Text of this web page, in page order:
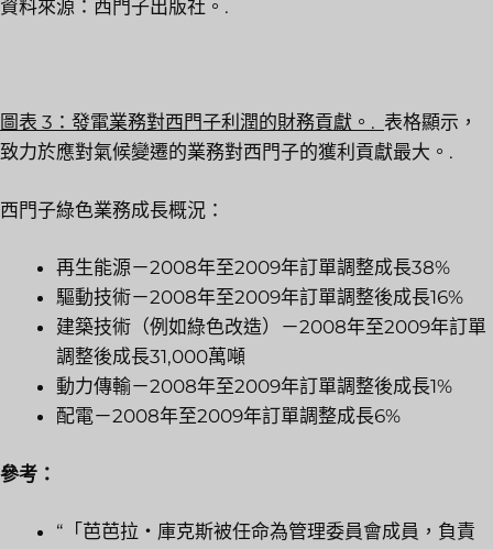
資料來源：西門子出版社。.
圖表 3：發電業務對西門子利潤的財務貢獻。. 表格顯示，
致力於應對氣候變遷的業務對西門子的獲利貢獻最大。.
西門子綠色業務成長概況：
再生能源－2008年至2009年訂單調整成長38%
驅動技術－2008年至2009年訂單調整後成長16%
建築技術（例如綠色改造）－2008年至2009年訂單
調整後成長31,000萬噸
動力傳輸－2008年至2009年訂單調整後成長1%
配電－2008年至2009年訂單調整成長6%
參考：
“「芭芭拉‧庫克斯被任命為管理委員會成員，負責